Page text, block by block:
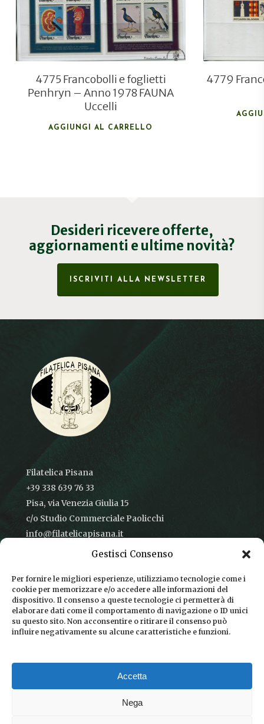
Gestisci Consenso
Per fornire le migliori esperienze, utilizziamo tecnologie come i
cookie per memorizzare e/o accedere alle informazioni del
dispositivo. Il consenso a queste tecnologie ci permetterà di
elaborare dati come il comportamento di navigazione o ID unici
su questo sito. Non acconsentire o ritirare il consenso può
influire negativamente su alcune caratteristiche e funzioni.
Accetta
Nega
4775 Francobolli e foglietti
Penhryn – Anno 1978 FAUNA
Uccelli
AGGIUNGI AL CARRELLO
4779
Desideri ricevere offerte,
aggiornamenti e ultime novità?
ISCRIVITI ALLA NEWSLETTER
Filatelica Pisana
+39 338 639 76 33
Pisa, via Venezia Giulia 15
c/o Studio Commerciale Paolicchi
info@filatelicapisana.it
CONDIZIONI DI VENDITA
INFORMATIVA SULLA PRIVACY
COOKIE POLICY